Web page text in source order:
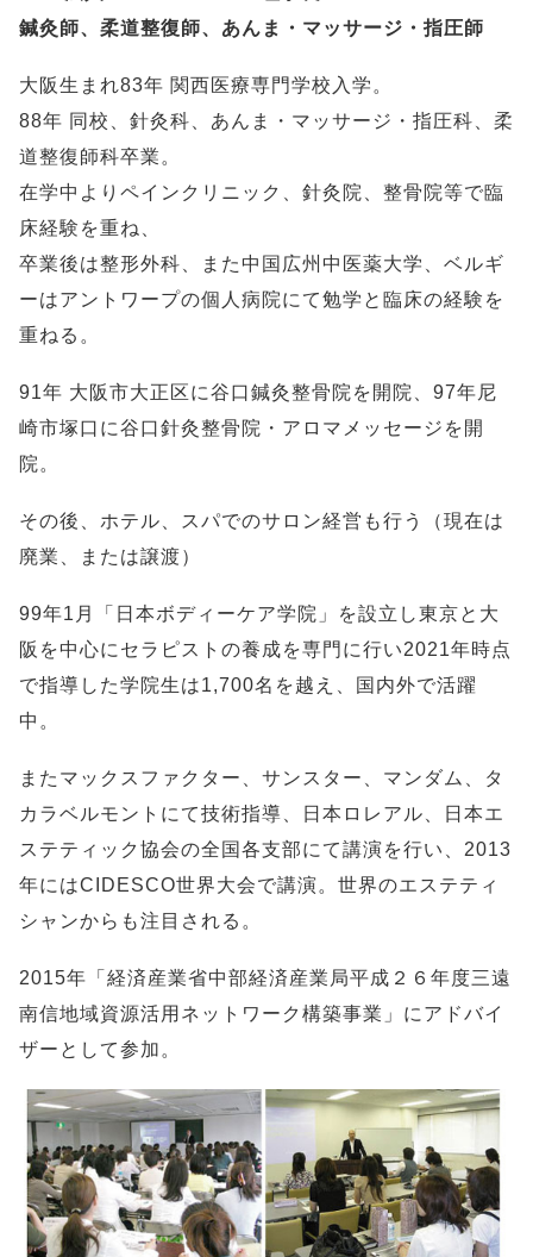
鍼灸師、柔道整復師、あんま・マッサージ・指圧師
大阪生まれ83年 関西医療専門学校入学。
88年 同校、針灸科、あんま・マッサージ・指圧科、柔
道整復師科卒業。
在学中よりペインクリニック、針灸院、整骨院等で臨
床経験を重ね、
卒業後は整形外科、また中国広州中医薬大学、ベルギ
ーはアントワープの個人病院にて勉学と臨床の経験を
重ねる。
91年 大阪市大正区に谷口鍼灸整骨院を開院、97年尼
崎市塚口に谷口針灸整骨院・アロマメッセージを開
院。
その後、ホテル、スパでのサロン経営も行う（現在は
廃業、または譲渡）
99年1月「日本ボディーケア学院」を設立し東京と大
阪を中心にセラピストの養成を専門に行い2021年時点
で指導した学院生は1,700名を越え、国内外で活躍
中。
またマックスファクター、サンスター、マンダム、タ
カラベルモントにて技術指導、日本ロレアル、日本エ
ステティック協会の全国各支部にて講演を行い、2013
年にはCIDESCO世界大会で講演。世界のエステティ
シャンからも注目される。
2015年「経済産業省中部経済産業局平成２６年度三遠
南信地域資源活用ネットワーク構築事業」にアドバイ
ザーとして参加。